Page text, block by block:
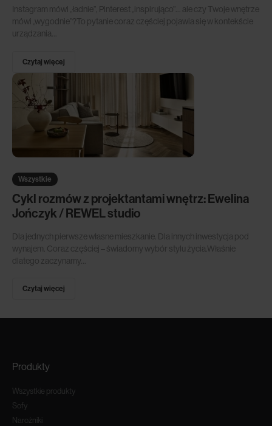
Instagram mówi „ładnie”, Pinterest „inspirująco”… ale czy Twoje wnętrze
mówi „wygodnie”?To pytanie coraz częściej pojawia się w kontekście
urządzania...
Czytaj więcej
Wszystkie
Cykl rozmów z projektantami wnętrz: Ewelina
Jończyk / REWEL studio
Dla jednych pierwsze własne mieszkanie. Dla innych inwestycja pod
wynajem. Coraz częściej – świadomy wybór stylu życia.Właśnie
dlatego zaczynamy...
Czytaj więcej
Produkty
Wszystkie produkty
Sofy
Narożniki